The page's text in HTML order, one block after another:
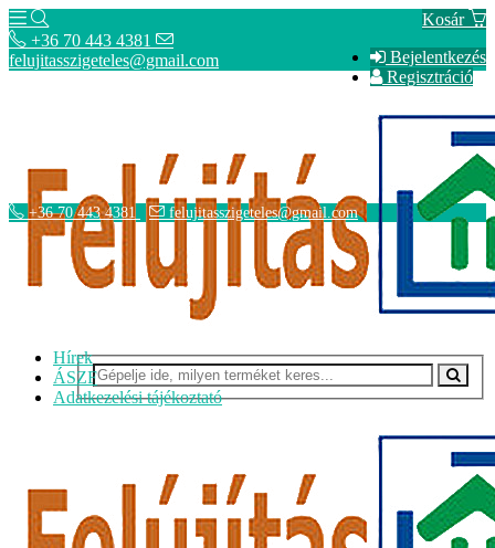
Kosár
Bejelentkezés
Regisztráció
+36 70 443 4381
felujitasszigeteles@gmail.com
Hírek
ÁSZF
Adatkezelési tájékoztató
+36 70 443 4381 felujitasszigeteles@gmail.com